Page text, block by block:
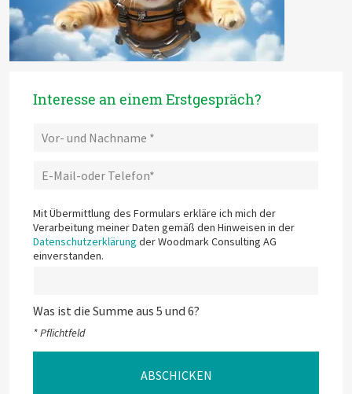
Interesse an einem Erstgespräch?
Mit Übermittlung des Formulars erkläre ich mich der
Verarbeitung meiner Daten gemäß den Hinweisen in der
Datenschutzerklärung der Woodmark Consulting AG
einverstanden.
Was ist die Summe aus 5 und 6?
* Pflichtfeld
ABSCHICKEN